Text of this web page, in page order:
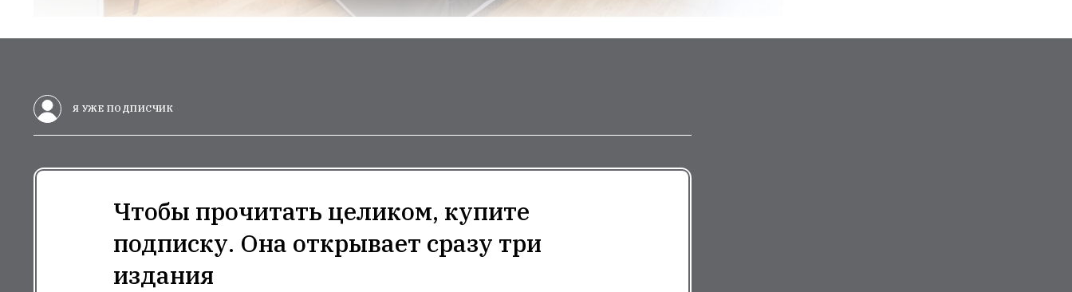
Я УЖЕ ПОДПИСЧИК
Чтобы прочитать целиком, купите
подписку. Она открывает сразу три
издания